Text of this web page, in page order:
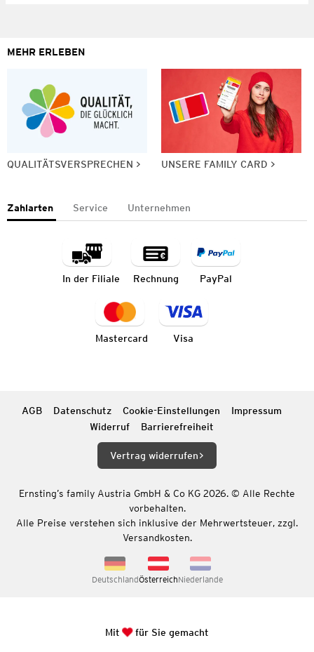
MEHR ERLEBEN
QUALITÄTSVERSPRECHEN UNSERE FAMILY CARD
Zahlarten Service Unternehmen
In der Filiale Rechnung PayPal
Mastercard Visa
AGB Datenschutz Cookie-Einstellungen
Impressum
Widerruf
Barrierefreiheit
Vertrag widerrufen
Ernsting’s family Austria GmbH & Co KG 2026. © Alle Rechte
vorbehalten.
Alle Preise verstehen sich inklusive der Mehrwertsteuer, zzgl.
Versandkosten.
DeutschlandÖsterreichNiederlande
Mit für Sie gemacht